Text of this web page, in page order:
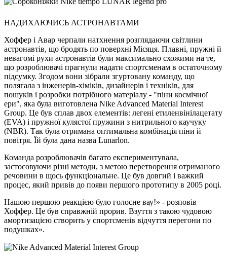
НАДИХАЮЧИСЬ АСТРОНАВТАМИ
Хоффер і Авар черпали натхнення розглядаючи світлини
астронавтів, що бродять по поверхні Місяця. Плавні, пружні й
невагомі рухи астронавтів були максимально схожими на те,
що розроблювачі прагнули надати спортсменам в остаточному
підсумку. Згодом вони зібрали згуртовану команду, що
полягала з інженерів-хіміків, дизайнерів і техніків, для
пошуків і розробки потрібного матеріалу - "піни космічної
ери", яка була виготовлена Nike Advanced Material Interest
Group. Це був сплав двох елементів: легені етиленвінілацетату
(EVA) і пружної кулястої пружини з нитрильного каучуку
(NBR). Так була отримана оптимальна комбінація піни й
повітря. Їй була дана назва Lunarlon.
Команда розроблювачів багато експериментувала,
застосовуючи різні методи, з метою перетворення отриманого
речовини в щось функціональне. Це був довгий і важкий
процес, який привів до появи першого прототипу в 2005 році.
Нашою першою реакцією було голосне вау!» - розповів
Хоффер. Це був справжній прорив. Взуття з такою чудовою
амортизацією створить у спортсменів відчуття перегони по
подушках».